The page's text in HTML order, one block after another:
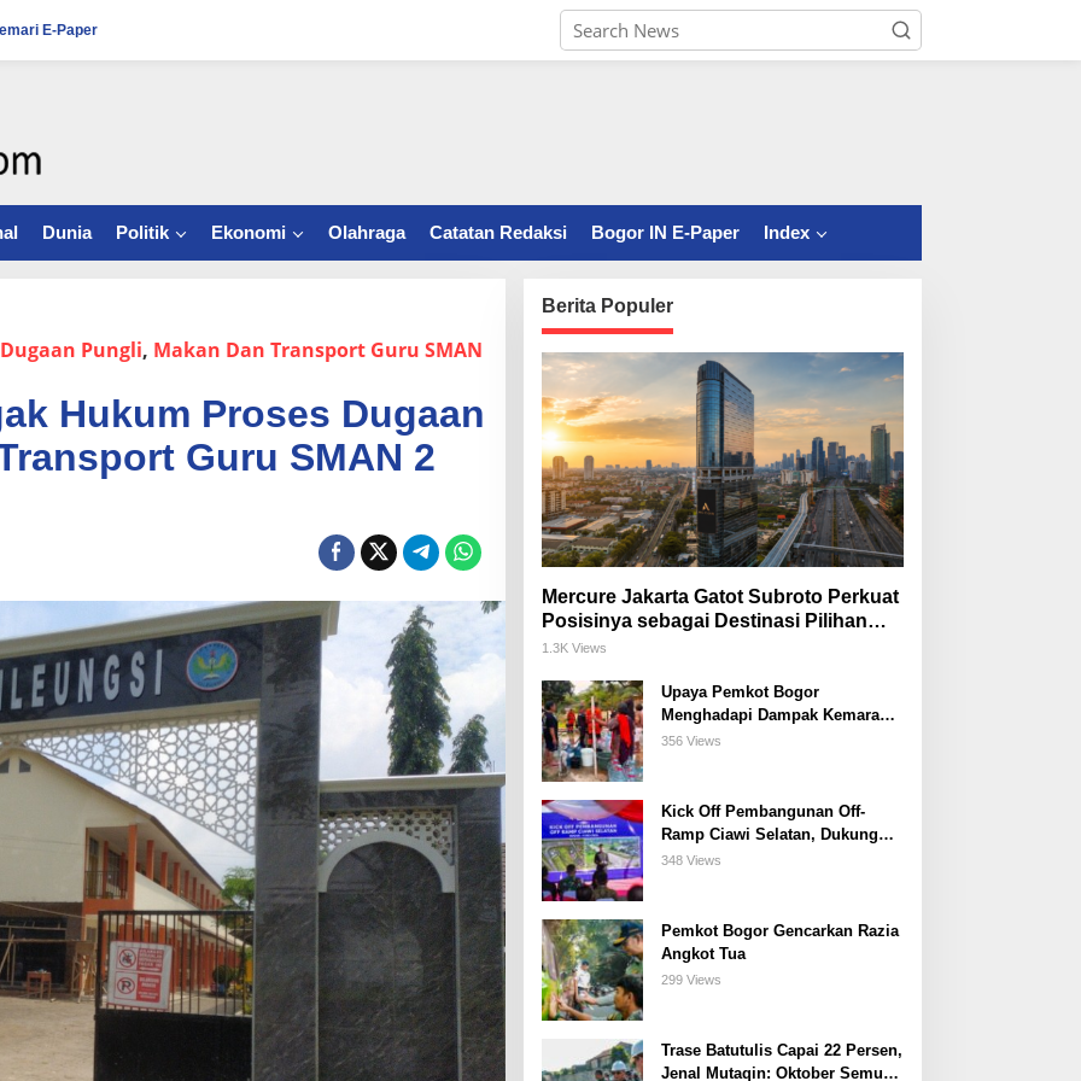
E-Paper
Dunia Politik Ekonomi Olahraga Catatan Redaksi Bogor IN E-Paper Index
Pungli, Makan Dan Transport Guru SMAN
Hukum Proses Dugaan
Guru SMAN 2
Berita Populer
Mercure Jakarta Gatot Subroto Perkuat
Posisinya sebagai Destinasi Pilihan
untuk Bisnis, Staycation, Meeting, dan
1.3K Views
Upaya Pemkot Bogor
Menghadapi Dampak Kemarau
Panjang
356 Views
Kick Off Pembangunan Off-
Ramp Ciawi Selatan, Dukung
Konektivitas Antarwilayah di
348 Views
Pemkot Bogor Gencarkan Razia
Angkot Tua
299 Views
Trase Batutulis Capai 22 Persen,
Jenal Mutaqin: Oktober Semua